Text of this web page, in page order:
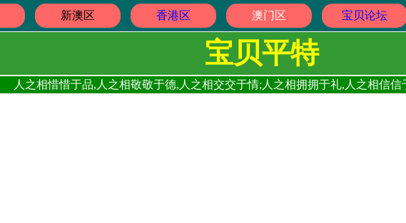
新澳区 香港区 澳门区 宝贝论坛
宝贝平特
人之相惜惜于品,人之相敬敬于德,人之相交交于情;人之相拥拥于礼,人之相信信